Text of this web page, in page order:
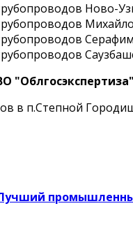
Ново-
"Облгосэкспертиза"
в п.Степной